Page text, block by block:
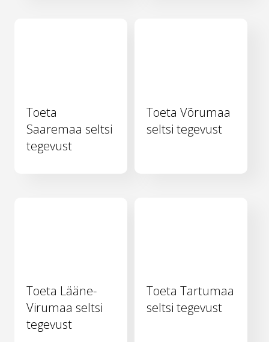
Toeta
Saaremaa seltsi
tegevust
Toeta Võrumaa
seltsi tegevust
Toeta Lääne-
Virumaa seltsi
tegevust
Toeta Tartumaa
seltsi tegevust